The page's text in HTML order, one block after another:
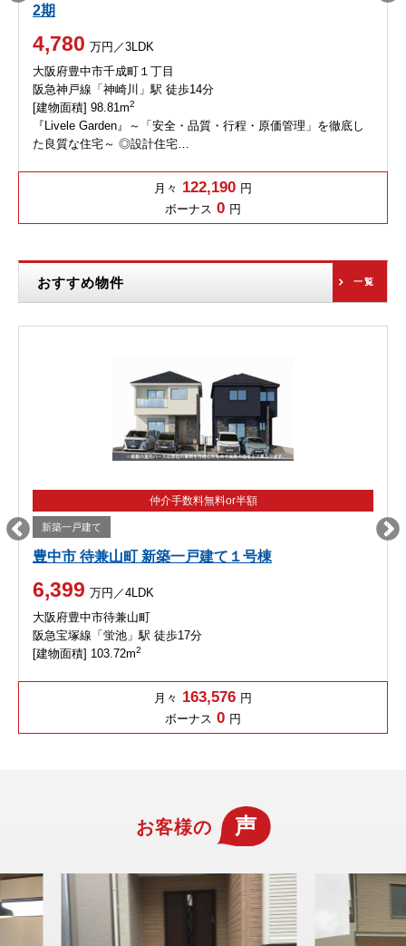
2期
4,780 万円／3LDK
大阪府豊中市千成町１丁目
阪急神戸線「神崎川」駅 徒歩14分
[建物面積] 98.81m2
『Livele Garden』～「安全・品質・行程・原価管理」を徹底し
た良質な住宅～ ◎設計住宅…
月々 122,190 円
ボーナス 0 円
おすすめ物件 一覧
仲介手数料無料or半額
新築一戸建て
豊中市 待兼山町 新築一戸建て１号棟
6,399 万円／4LDK
大阪府豊中市待兼山町
阪急宝塚線「蛍池」駅 徒歩17分
[建物面積] 103.72m2
月々 163,576 円
ボーナス 0 円
お客様の 声